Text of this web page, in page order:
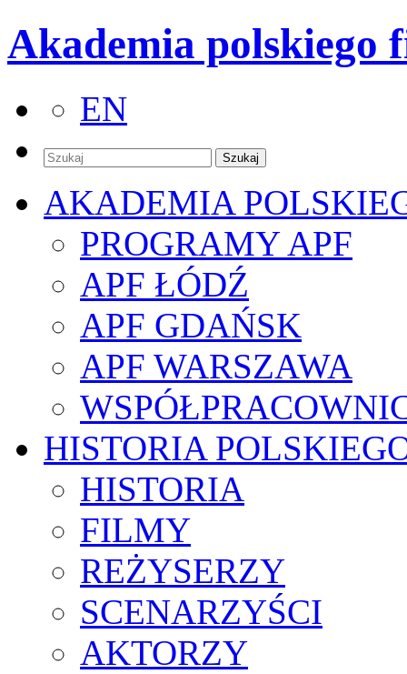
Akademia polskiego
EN
AKADEMIA
PROGRAMY APF
APF ŁÓDŹ
APF GDAŃSK
APF WARSZAWA
HISTORIA
HISTORIA
FILMY
REŻYSERZY
SCENARZYŚCI
AKTORZY